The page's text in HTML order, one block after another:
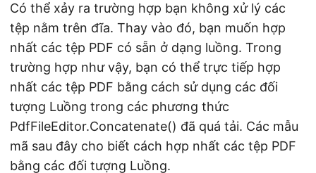
Có thể xảy ra trường hợp bạn không xử lý các
tệp nằm trên đĩa. Thay vào đó, bạn muốn hợp
nhất các tệp PDF có sẵn ở dạng luồng. Trong
trường hợp như vậy, bạn có thể trực tiếp hợp
nhất các tệp PDF bằng cách sử dụng các đối
tượng Luồng trong các phương thức
PdfFileEditor.Concatenate() đã quá tải. Các mẫu
mã sau đây cho biết cách hợp nhất các tệp PDF
bằng các đối tượng Luồng.